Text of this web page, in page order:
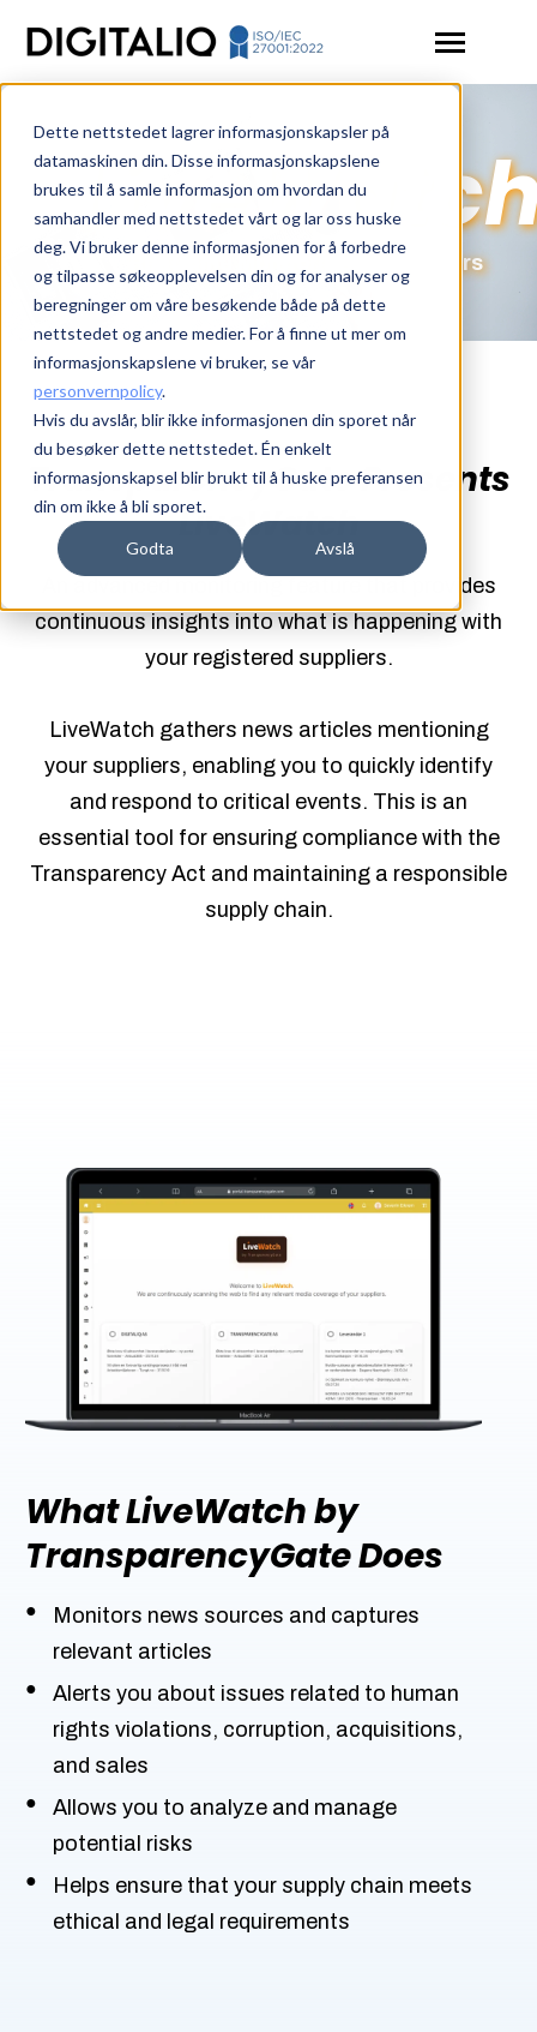
Dette nettstedet lagrer informasjonskapsler på
datamaskinen din. Disse informasjonskapslene
brukes til å samle informasjon om hvordan du
samhandler med nettstedet vårt og lar oss huske
deg. Vi bruker denne informasjonen for å forbedre
og tilpasse søkeopplevelsen din og for analyser og
beregninger om våre besøkende både på dette
nettstedet og andre medier. For å finne ut mer om
informasjonskapslene vi bruker, se vår
personvernpolicy.
Hvis du avslår, blir ikke informasjonen din sporet når
du besøker dette nettstedet. Én enkelt
informasjonskapsel blir brukt til å huske preferansen
din om ikke å bli sporet.
Godta Avslå
CONTENT
Toggle
SolutionsToggle
children
for
Solutions
Articles
Resources
Toggle
children
for
Contact us
Login
Book a demo
Real-time Monitoring of Suppliers
TransparencyGate Presents
LiveWatch
An advanced monitoring feature that provides
continuous insights into what is happening with
your registered suppliers.
LiveWatch gathers news articles mentioning
your suppliers, enabling you to quickly identify
and respond to critical events. This is an
essential tool for ensuring compliance with the
Transparency Act and maintaining a responsible
supply chain.
What LiveWatch by
TransparencyGate Does
Monitors news sources and captures
relevant articles
Alerts you about issues related to human
rights violations, corruption, acquisitions,
and sales
Allows you to analyze and manage
potential risks
Helps ensure that your supply chain meets
ethical and legal requirements